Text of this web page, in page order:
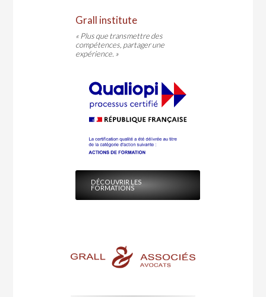
Grall institute
« Plus que transmettre des
compétences, partager une
expérience. »
DÉCOUVRIR LES
FORMATIONS